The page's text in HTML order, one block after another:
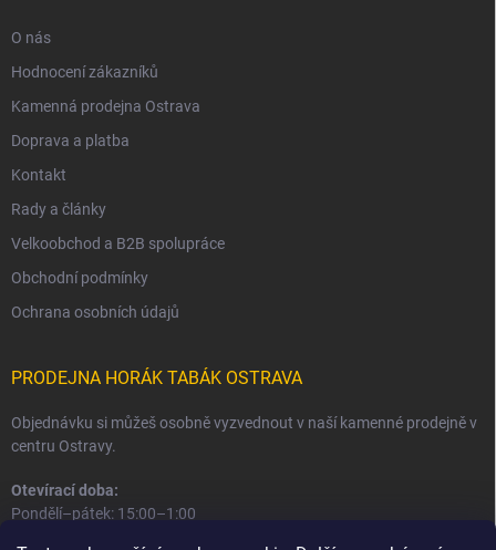
O nás
Hodnocení zákazníků
Kamenná prodejna Ostrava
Doprava a platba
Kontakt
Rady a články
Velkoobchod a B2B spolupráce
Obchodní podmínky
Ochrana osobních údajů
PRODEJNA HORÁK TABÁK OSTRAVA
Objednávku si můžeš osobně vyzvednout v naší kamenné prodejně v
centru Ostravy.
Otevírací doba:
Pondělí–pátek: 15:00–1:00